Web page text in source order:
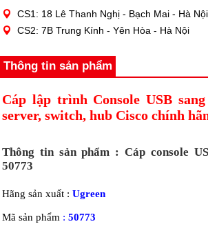
CS1: 18 Lê Thanh Nghị - Bạch Mai - Hà Nội
CS2: 7B Trung Kính - Yên Hòa - Hà Nội
Thông tin sản phẩm
Cáp lập trình Console USB
server, switch, hub Cisco chính
Thông tin sản phẩm : Cáp console
50773
Hãng sản xuất : Ugreen
Mã sản phẩm : 50773